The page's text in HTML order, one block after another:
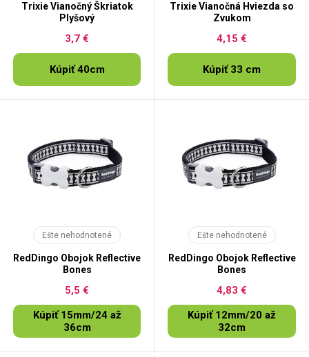
Trixie Vianočný Škriatok
Plyšový
3,7 €
Kúpiť 40cm
Trixie Vianočná Hviezda so
Zvukom
4,15 €
Kúpiť 33 cm
Ešte nehodnotené
RedDingo Obojok Reflective
Bones
5,5 €
Kúpiť 15mm/24 až
36cm
Ešte nehodnotené
RedDingo Obojok Reflective
Bones
4,83 €
Kúpiť 12mm/20 až
32cm